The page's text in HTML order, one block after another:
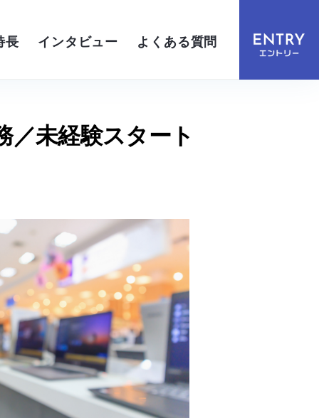
長 インタビュー よくある質問
未経験スタート